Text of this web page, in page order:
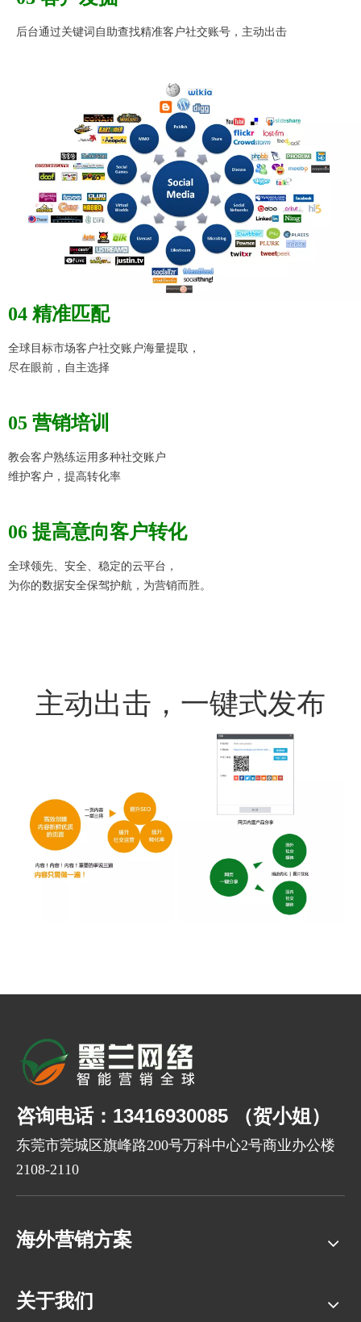
后台通过关键词自助查找精准客户社交账号，主动出击
04 精准匹配
全球目标市场客户社交账户海量提取，
​尽在眼前，自主选择
05 营销培训
教会客户熟练运用多种社交账户
​维护客户，提高转化率
06 提高意向客户转化
全球领先、安全、稳定的云平台，
​为你的数据安全保驾护航，为营销而胜。
主动出击，一键式发布
咨询电话：13416930085 （贺小姐）
东莞市莞城区旗峰路200号万科中心2号商业办公楼
2108-2110
海外营销方案
关于我们